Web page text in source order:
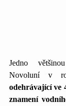
Jedno
Novoluní v
odehrávající ve
znamení